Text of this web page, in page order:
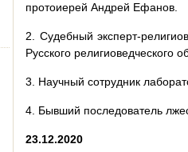
протоиерей Андрей Ефанов.
2. Судебный эксперт-
Русского
3. Научный сотрудник
4. Бывший последователь
23.12.2020